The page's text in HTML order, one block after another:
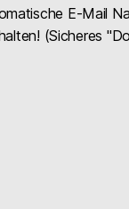
E-Mail
(Sicheres